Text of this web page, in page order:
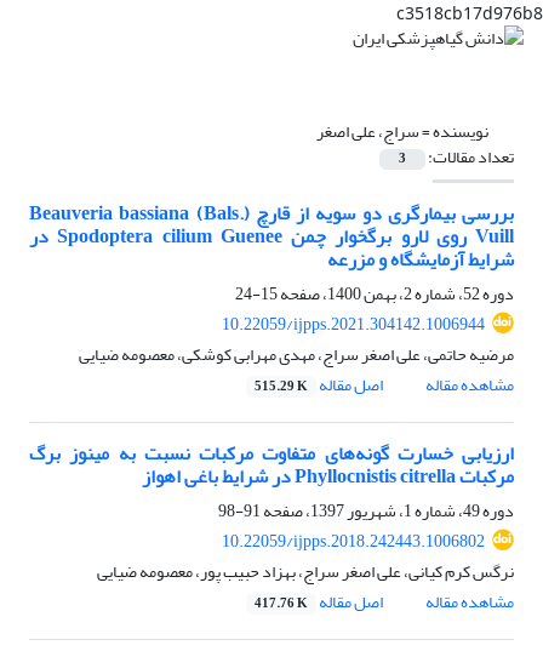
c3518cb17d976b8
نویسنده =سراج، علی اصغر
تعداد مقالات: 3
بررسی بیمارگری دو سویه از قارچ Beauveria bassiana (Bals.)
Vuill روی لارو برگخوار چمن Spodoptera cilium Guenee در
شرایط آزمایشگاه و مزرعه‌
دوره 52، شماره 2، بهمن 1400، صفحه
15-24
10.22059/ijpps.2021.304142.1006944
مرضیه حاتمی، علی اصغر سراج، مهدی مهرابی کوشکی، معصومه ضیایی
مشاهده مقاله
اصل مقاله 515.29 K
ارزیابی خسارت گونه‌های متفاوت مرکبات نسبت به مینوز برگ
مرکبات Phyllocnistis citrella در شرایط باغی اهواز
دوره 49، شماره 1، شهریور 1397، صفحه
91-98
10.22059/ijpps.2018.242443.1006802
نرگس کرم کیانی، علی اصغر سراج، بهزاد حبیب پور، معصومه ضیایی
مشاهده مقاله
اصل مقاله 417.76 K